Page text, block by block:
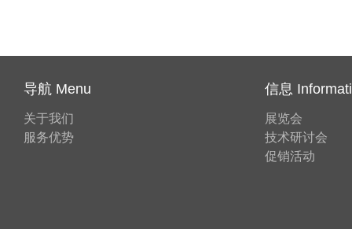
导航 Menu
关于我们
服务优势
信息
展览会
技术研讨会
促销活动